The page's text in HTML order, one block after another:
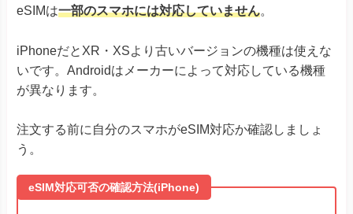
eSIMは一部のスマホには対応していません。
iPhoneだとXR・XSより古いバージョンの機種は使えな
いです。Androidはメーカーによって対応している機種
が異なります。
注文する前に自分のスマホがeSIM対応か確認しましょ
う。
eSIM対応可否の確認方法(iPhone)